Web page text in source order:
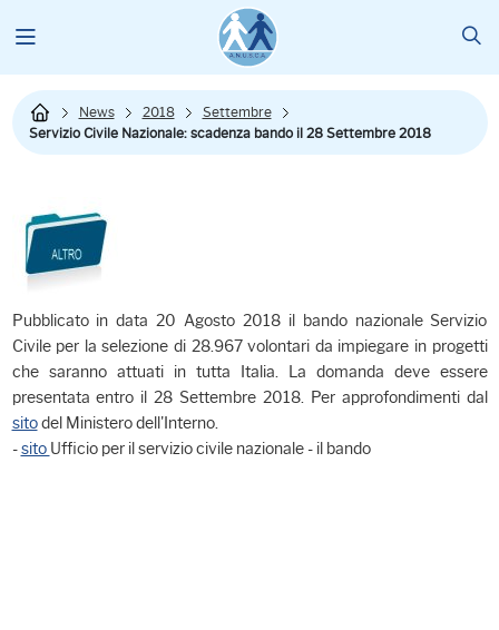
News 2018
Settembre
Servizio Civile Nazionale: scadenza bando il 28 Settembre 2018
Pubblicato in data 20 Agosto 2018 il bando nazionale Servizio
Civile per la selezione di 28.967 volontari da impiegare in progetti
che saranno attuati in tutta Italia. La domanda deve essere
presentata entro il 28 Settembre 2018. Per approfondimenti dal
sitodel Ministero dell'Interno.
-sito Ufficio per il servizio civile nazionale - il bando